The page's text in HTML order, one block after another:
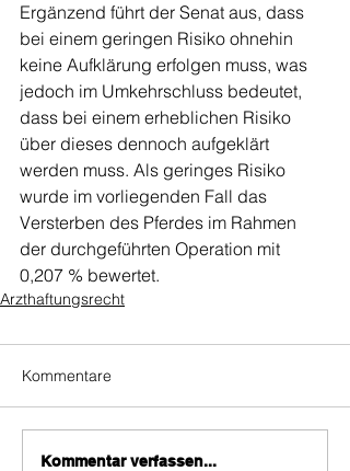
Ergänzend führt der Senat aus, dass
bei einem geringen Risiko ohnehin
keine Aufklärung erfolgen muss, was
jedoch im Umkehrschluss bedeutet,
dass bei einem erheblichen Risiko
über dieses dennoch aufgeklärt
werden muss. Als geringes Risiko
wurde im vorliegenden Fall das
Versterben des Pferdes im Rahmen
der durchgeführten Operation mit
0,207 % bewertet.
Arzthaftungsrecht
Kommentare
Kommentar verfassen...